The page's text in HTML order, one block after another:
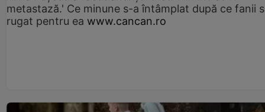
metastază.' Ce minune s-a întâmplat după ce fanii
rugat pentru ea www.cancan.ro